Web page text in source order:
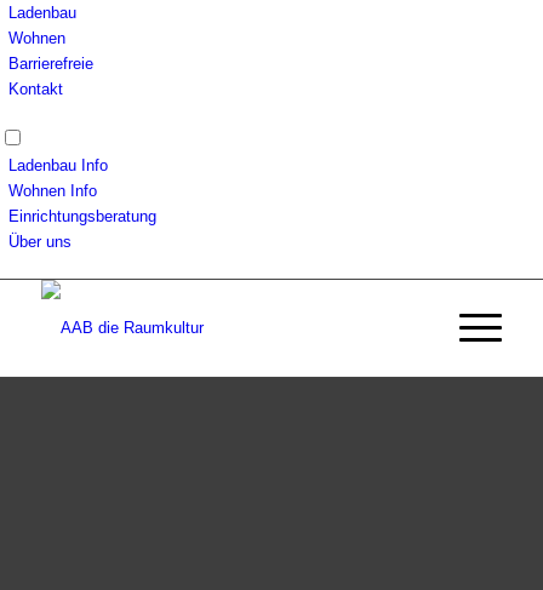
Ladenbau
Wohnen
Barrierefreie
Kontakt
Ladenbau Info
Wohnen Info
Einrichtungsberatung
Über uns